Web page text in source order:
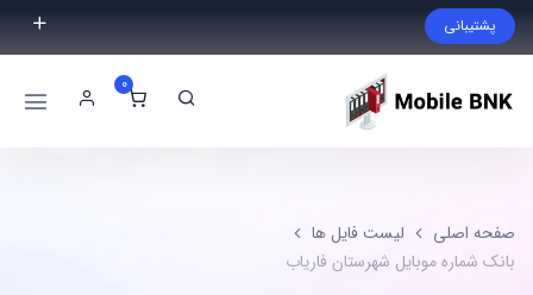
پشتیبانی
فایل مورد نظر خود را پیدا نکردید؟ با ما تماس بگیرید.
09999868721
0
صفحه اصلی
لیست فایل ها
بانک شماره موبایل شهرستان فاریاب